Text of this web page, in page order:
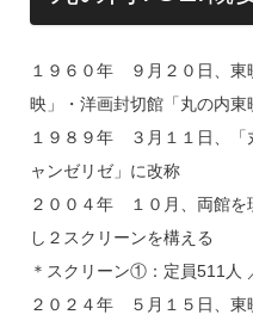
１９６０年 ９月２０日、東
映」・洋画封切館「丸の内
１９８９年 ３月１１日、「
ャンゼリゼ」に改称
２００４年 １０月、両館を
し２スクリーンを構える
＊スクリーン①：定員511人
２０２４年 ５月１５日、東